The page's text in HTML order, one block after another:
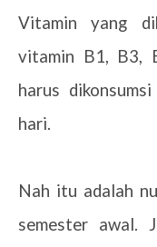
Vitamin yang
vitamin B1, B3,
harus
hari.
Nah itu adalah
semester awal.